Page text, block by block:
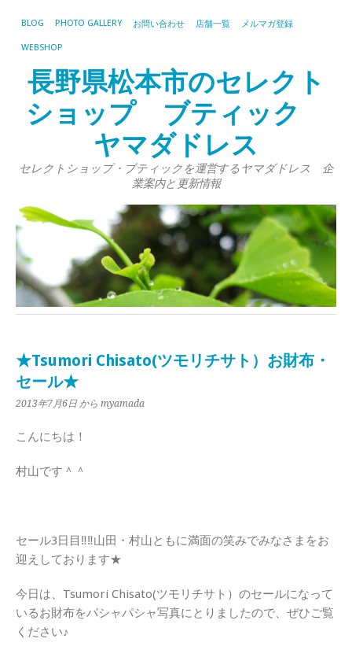
BLOG PHOTO GALLERY お問い合わせ 店舗一覧 メルマガ登録
WEBSHOP
長野県松本市のセレクト
ショップ ブティック
ヤマダドレス
セレクトショップ・ブティックを運営するヤマダドレス 企
業案内と更新情報
★Tsumori Chisato(ツモリチサト）お財布・
セール★
2013年7月6日 から myamada
こんにちは！
村山です＾＾
セール3日目‼‼山田・村山ともに満面の笑みでみなさまをお
迎えしております★
今日は、Tsumori Chisato(ツモリチサト）のセールになって
いるお財布をパシャパシャ写真にとりましたので、ぜひご覧
ください♪